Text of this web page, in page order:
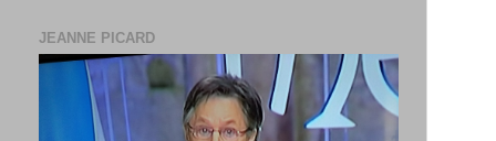
JEANNE PICARD